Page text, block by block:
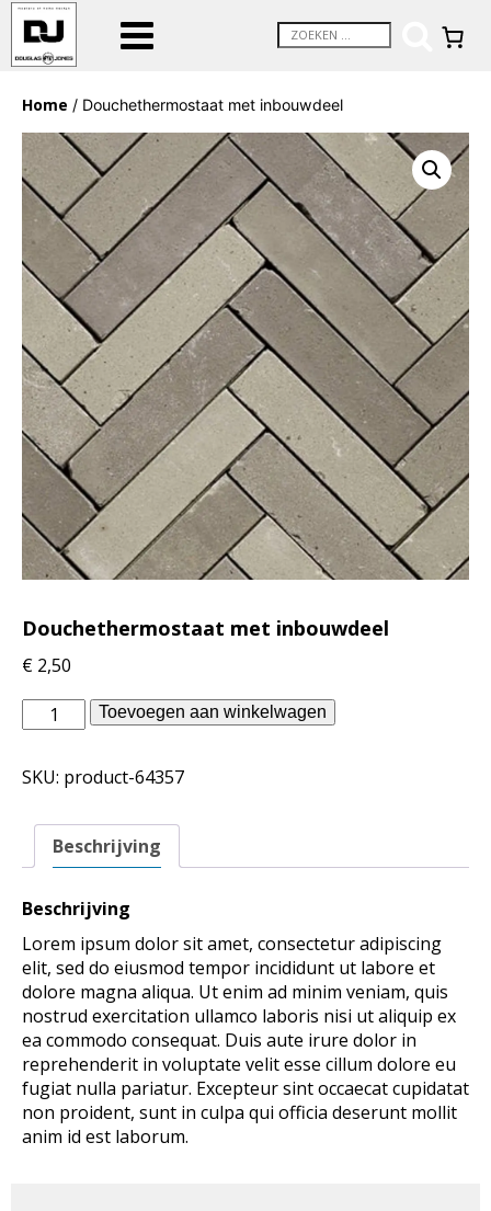
Home / Douchethermostaat met inbouwdeel
Douchethermostaat met inbouwdeel
€ 2,50
vtwonen
badkamer
Douchethermostaat
inbouwdeel
aantal
Toevoegen aan winkelwagen
SKU: product-64357
Beschrijving
Beschrijving
Lorem ipsum dolor sit amet, consectetur adipiscing
elit, sed do eiusmod tempor incididunt ut labore et
dolore magna aliqua. Ut enim ad minim veniam, quis
nostrud exercitation ullamco laboris nisi ut aliquip ex
ea commodo consequat. Duis aute irure dolor in
reprehenderit in voluptate velit esse cillum dolore eu
fugiat nulla pariatur. Excepteur sint occaecat cupidatat
non proident, sunt in culpa qui officia deserunt mollit
anim id est laborum.